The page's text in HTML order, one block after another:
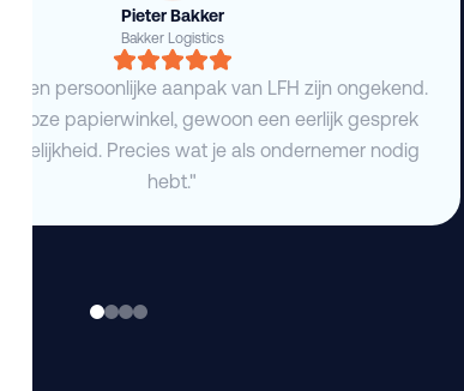
Pieter Bakker
Bakker Logistics
en persoonlijke aanpak van LFH zijn ongekend.
papierwinkel, gewoon een eerlijk gesprek
Precies wat je als ondernemer nodig
hebt."